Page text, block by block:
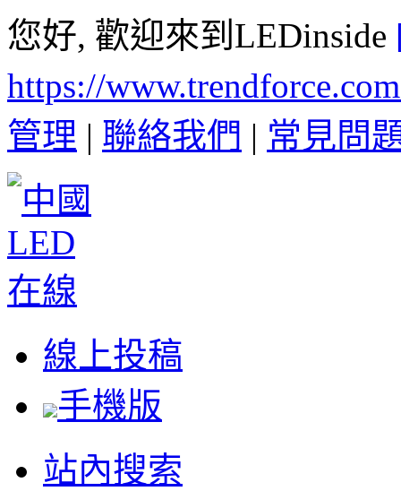
您好, 歡迎來到LEDinside
https://
管理 | 聯絡我們 | 常見問
線上投稿
手機版
站內搜索